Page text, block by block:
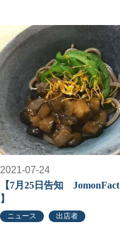
2021-07-24
【7月25日告知 JomonFact
】
ニュース 出店者